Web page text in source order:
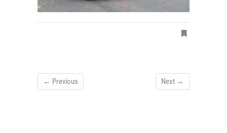
← Previous Next →